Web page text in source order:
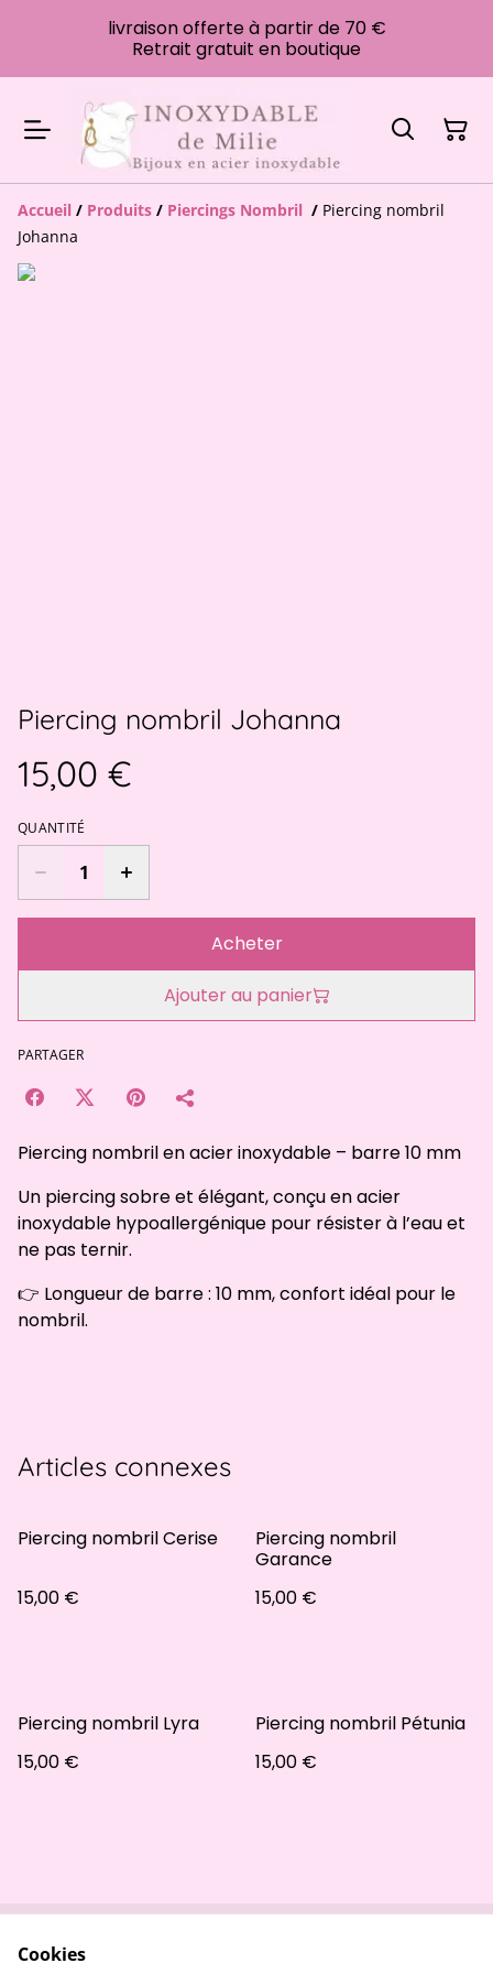
livraison offerte à partir de 70 €
Retrait gratuit en boutique
Accueil / Produits / Piercings Nombril / Piercing nombril
Johanna
Piercing nombril Johanna
15,00 €
QUANTITÉ
Acheter
Ajouter au panier
PARTAGER
Piercing nombril en acier inoxydable – barre 10 mm
Un piercing sobre et élégant, conçu en acier
inoxydable hypoallergénique pour résister à l’eau et
ne pas ternir.
👉 Longueur de barre : 10 mm, confort idéal pour le
nombril.
Articles connexes
Piercing nombril Cerise
15,00 €
Piercing nombril
Garance
15,00 €
Piercing nombril Lyra
15,00 €
Piercing nombril Pétunia
15,00 €
Contactez-nous
Cookies